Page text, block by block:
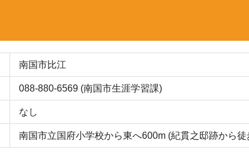
南国市比江
088-880-6569 (南国市生涯学習課)
なし
南国市立国府小学校から東へ600m (紀貫之邸跡から徒